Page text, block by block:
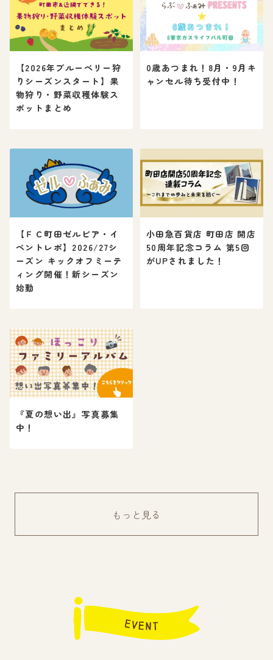
【2026年ブルーベリー狩
りシーズンスタート】果
物狩り・野菜収穫体験ス
ポットまとめ
0歳あつまれ！8月・9月キ
ャンセル待ち受付中！
【ＦＣ町田ゼルビア・イ
ベントレポ】2026/27シ
ーズン キックオフミーテ
ィング開催！新シーズン
始動
小田急百貨店 町田店 開店
50周年記念コラム 第5回
がUPされました！
『夏の想い出』写真募集
中！
もっと見る